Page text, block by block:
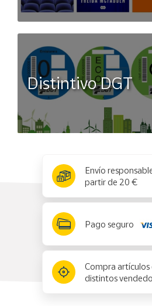
Distintivo DGT
Envío
partir de 20 €
Pago seguro
Compra artículos
distintos